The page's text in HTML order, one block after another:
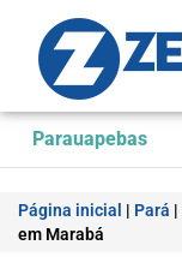
Parauapebas
Página inicial | Pará |
em Marabá